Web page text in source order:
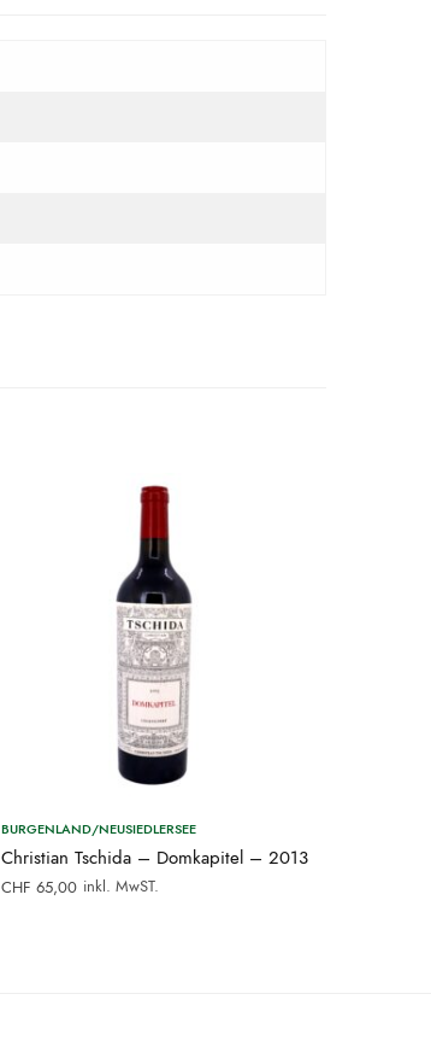
BURGENLAND/NEUSIEDLERSEE
Christian Tschida – Domkapitel – 2013
CHF 65,00 inkl. MwST.